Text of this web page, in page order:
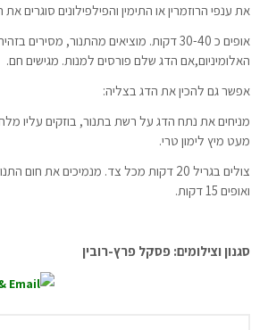
את ענפי הרוזמרין או התימין והפילפילונים סוגרים
אופים כ 30-40 דקות. מוציאים מהתנור, מסירים
האלומיניום,אם הדג שלם פורסים למנות. מגישים חם.
אפשר גם להכין את הדג בצליה:
מניחים את נתח הדג על רשת בתנור, בוזקים עליו
מעט מיץ לימון טרי.
ואופים 15 דקות.
סגנון וצילומים: פסקל פרץ-רובין